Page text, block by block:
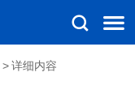
> 详细内容